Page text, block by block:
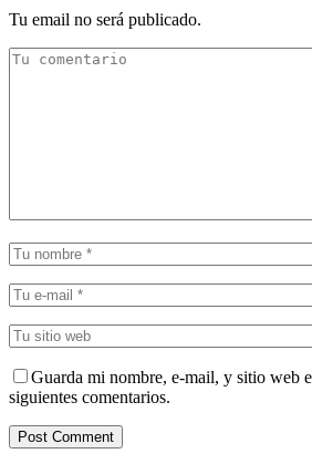
Tu email no será publicado.
Guarda mi nombre, e-mail, y sitio web
siguientes comentarios.